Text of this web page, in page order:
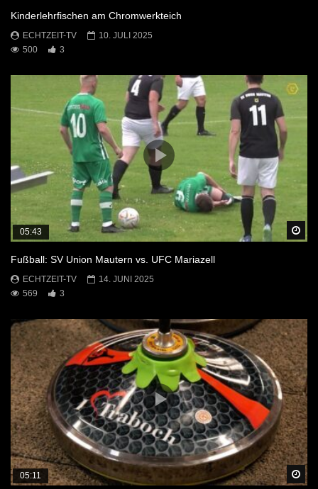
Kinderlehrfischen am Chromwerkteich
ECHTZEIT-TV
10. JULI 2025
500
3
05:43
Fußball: SV Union Mautern vs. UFC Mariazell
ECHTZEIT-TV
14. JUNI 2025
569
3
05:11